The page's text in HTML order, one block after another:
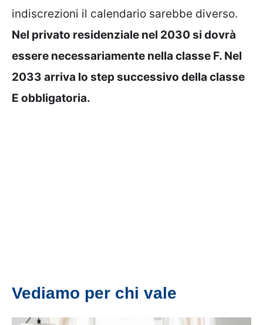
indiscrezioni il calendario sarebbe diverso.
Nel privato residenziale nel 2030 si dovrà
essere necessariamente nella classe F. Nel
2033 arriva lo step successivo della classe
E obbligatoria.
Vediamo per chi vale